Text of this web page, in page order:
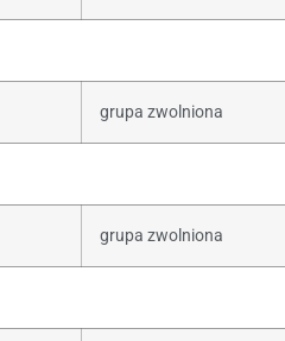
grupa zwolniona
grupa zwolniona